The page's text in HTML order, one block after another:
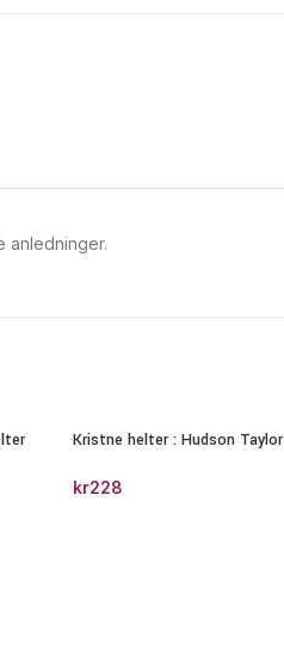
anledninger.
Kristne helter : Hudson Taylor
kr228